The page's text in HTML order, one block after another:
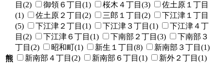
熊
目(2)
御領６丁目(1) 桜木４丁目(3)
佐土原１丁目
(1)
佐土原２丁目(2) 三郎１丁目(2)
下江津１丁目
(5)
下江津２丁目(1) 下江津３丁目(1)
下江津４丁
目(2)
下江津６丁目(1) 下南部２丁目(3)
下南部３
丁目(2)
昭和町(1) 新生１丁目(8)
新南部３丁目(1)
新南部４丁目(2)
新南部６丁目(1)
新外２丁目(1)